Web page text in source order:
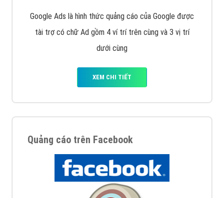
Google Ads là hình thức quảng cáo của Google được
tài trợ có chữ Ad gồm 4 ví trí trên cùng và 3 vị trí
dưới cùng
XEM CHI TIẾT
Quảng cáo trên Facebook